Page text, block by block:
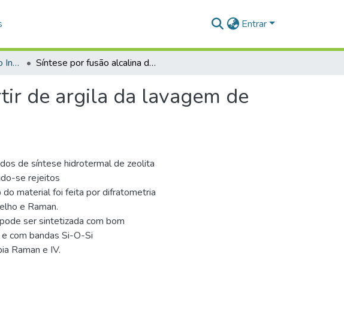
Entrar
IEG - TCC - Bacharelado Interdisciplinar em Ciência e Tecnologia Síntese por fusão alcalina de sodalita a partir de argila da lavagem de bauxita
de argila da lavagem de
de síntese hidrotermal de zeolita
se rejeitos
do material foi feita por difratometria
e Raman.
ser sintetizada com bom
com bandas Si-O-Si
Raman e IV.